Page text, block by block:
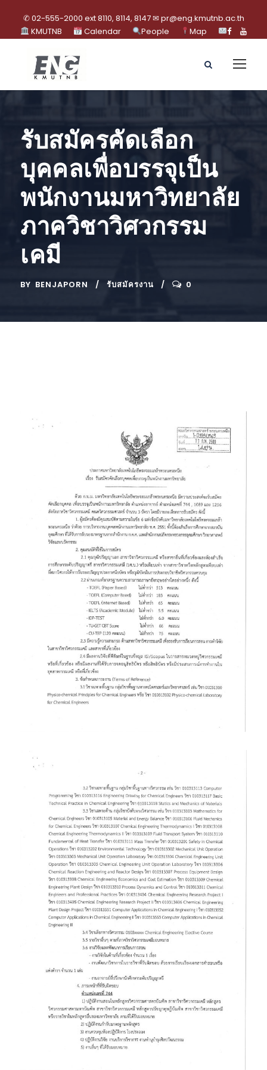
✆ 02-555-2000 ext 8110, 8114, 8147 ✉ pr@eng.kmutnb.ac.th
KMUTNB
Calendar People Map
รับสมัครคัดเลือก
บุคคลเพื่อบรรจุเป็น
พนักงานมหาวิทยาลัย
ภาควิชาวิศวกรรม
เคมี
BY BENJAPORN รับสมัครงาน 0